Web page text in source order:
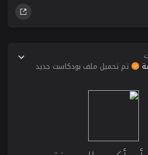
تم تحميل ملف بودكاست جديد